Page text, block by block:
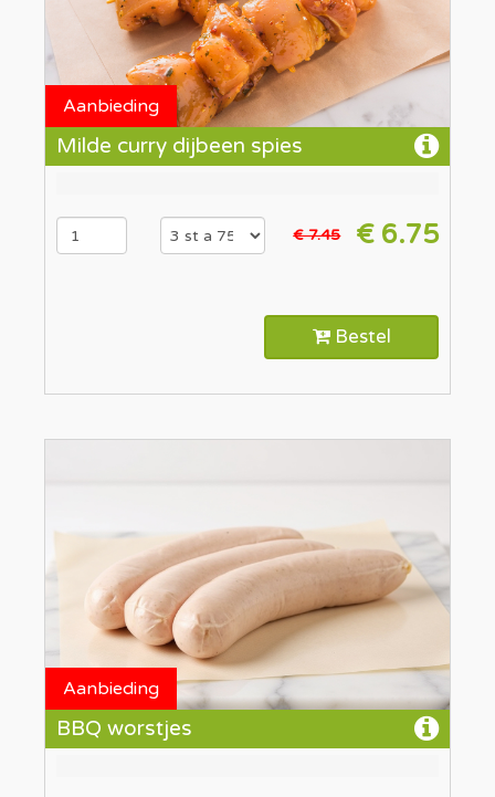
Aanbieding
Milde curry dijbeen spies
€ 7.45 € 6.75
Bestel
Aanbieding
BBQ worstjes